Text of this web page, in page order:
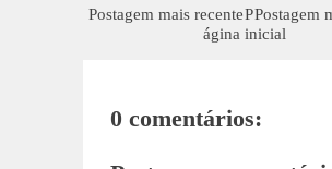
Postagem mais recente Postagem
P
ágina inicial
0 comentários: